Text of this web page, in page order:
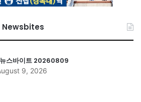
Newsbites
스바이트 20260809
9, 2026